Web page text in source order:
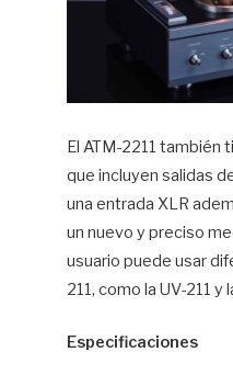
El ATM-2211 también
que incluyen salidas
una entrada XLR
un nuevo y preciso
usuario puede usar
211, como la UV-211 y
Especificaciones